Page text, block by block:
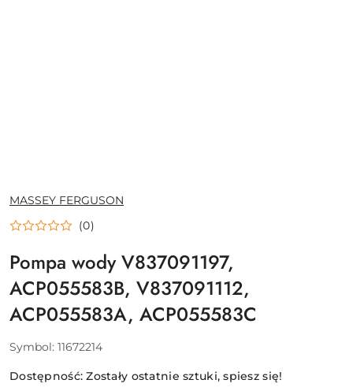
NAZWA
PRODUCENTA:
MASSEY FERGUSON
(0)
Pompa wody V837091197,
ACP055583B, V837091112,
ACP055583A, ACP055583C
Symbol: 11672214
Dostępność:Zostały ostatnie sztuki, spiesz się!